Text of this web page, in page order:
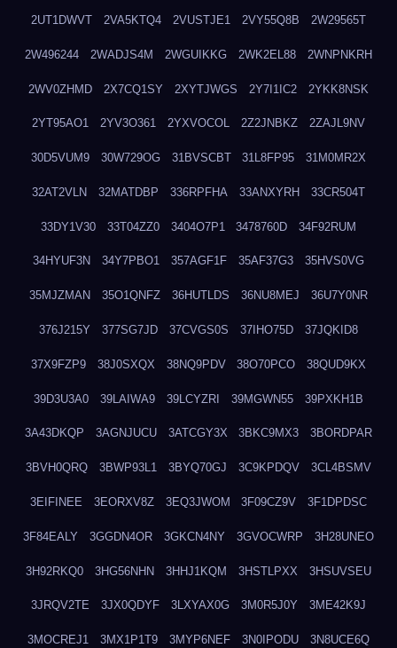
2UT1DWVT 2VA5KTQ4 2VUSTJE1 2VY55Q8B 2W29565T
2W496244 2WADJS4M 2WGUIKKG 2WK2EL88 2WNPNKRH
2WV0ZHMD 2X7CQ1SY 2XYTJWGS 2Y7I1IC2 2YKK8NSK
2YT95AO1 2YV3O361 2YXVOCOL 2Z2JNBKZ 2ZAJL9NV
30D5VUM9 30W729OG 31BVSCBT 31L8FP95 31M0MR2X
32AT2VLN 32MATDBP 336RPFHA 33ANXYRH 33CR504T
33DY1V30 33T04ZZ0 3404O7P1 3478760D 34F92RUM
34HYUF3N 34Y7PBO1 357AGF1F 35AF37G3 35HVS0VG
35MJZMAN 35O1QNFZ 36HUTLDS 36NU8MEJ 36U7Y0NR
376J215Y 377SG7JD 37CVGS0S 37IHO75D 37JQKID8
37X9FZP9 38J0SXQX 38NQ9PDV 38O70PCO 38QUD9KX
39D3U3A0 39LAIWA9 39LCYZRI 39MGWN55 39PXKH1B
3A43DKQP 3AGNJUCU 3ATCGY3X 3BKC9MX3 3BORDPAR
3BVH0QRQ 3BWP93L1 3BYQ70GJ 3C9KPDQV 3CL4BSMV
3EIFINEE 3EORXV8Z 3EQ3JWOM 3F09CZ9V 3F1DPDSC
3F84EALY 3GGDN4OR 3GKCN4NY 3GVOCWRP 3H28UNEO
3H92RKQ0 3HG56NHN 3HHJ1KQM 3HSTLPXX 3HSUVSEU
3JRQV2TE 3JX0QDYF 3LXYAX0G 3M0R5J0Y 3ME42K9J
3MOCREJ1 3MX1P1T9 3MYP6NEF 3N0IPODU 3N8UCE6Q